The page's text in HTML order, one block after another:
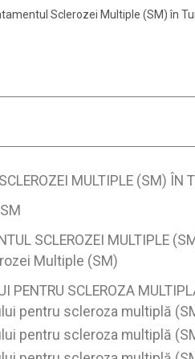
Sclerozei Multiple (SM) în
MULTIPLE (SM) ÎN
SCLEROZEI MULTIPLE
Multiple (SM)
PENTRU SCLEROZA
pentru scleroza multiplă
pentru scleroza multiplă